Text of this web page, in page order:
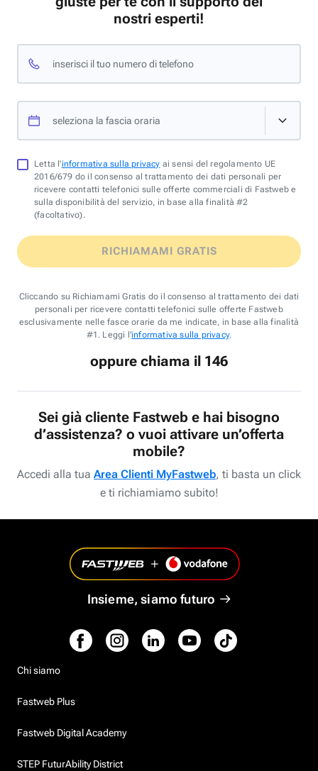
nostri esperti!
inserisci il tuo numero di telefono
seleziona la fascia oraria
Letta l'informativa sulla privacy ai sensi del regolamento UE
2016/679 do il consenso al trattamento dei dati personali per
ricevere contatti telefonici sulle offerte commerciali di Fastweb e
sulla disponibilità del servizio, in base alla finalità #2
(facoltativo).
RICHIAMAMI GRATIS
Cliccando su Richiamami Gratis do il consenso al trattamento dei dati
personali per ricevere contatti telefonici sulle offerte Fastweb
esclusivamente nelle fasce orarie da me indicate, in base alla finalità
#1. Leggi l'informativa sulla privacy.
oppure chiama il 146
Sei già cliente Fastweb e hai bisogno
d’assistenza? o vuoi attivare un’offerta
mobile?
Accedi alla tua Area Clienti MyFastweb, ti basta un click
e ti richiamiamo subito!
Insieme, siamo futuro
Chi siamo
Fastweb Plus
Fastweb Digital Academy
STEP FuturAbility District